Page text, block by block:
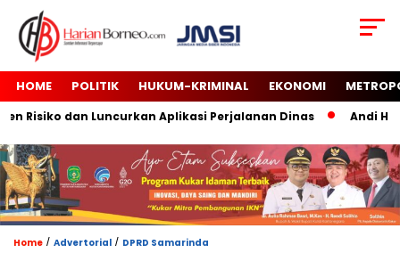
HOME POLITIK HUKUM-KRIMINAL EKONOMI
dan Luncurkan Aplikasi Perjalanan Dinas Andi
Home / Advertorial / DPRD Samarinda